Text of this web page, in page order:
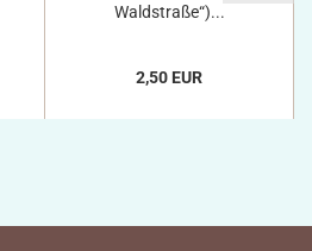
Waldstraße“)...
2,50 EUR